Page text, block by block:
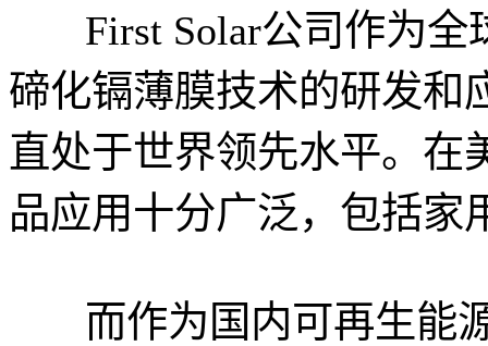
First Solar公司作为全
碲化镉薄膜技术的研发和
直处于世界领先水平。在
品应用十分广泛，包括家
而作为国内可再生能源